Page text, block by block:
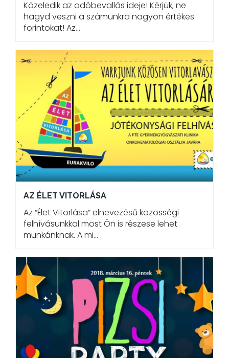
Közeledik az adóbevallás ideje! Kérjük, ne
hagyd veszni a számunkra nagyon értékes
forintokat! Az…
AZ ÉLET VITORLÁSA
Az “Élet Vitorlása” elnevezésű közösségi
felhívásunkkal most Ön is részese lehet
munkánknak. A mi…